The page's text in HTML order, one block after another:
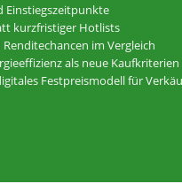
Einstiegszeitpunkte
kurzfristiger Hotlists
im Vergleich
als neue Kaufkriterien
Festpreismodell für